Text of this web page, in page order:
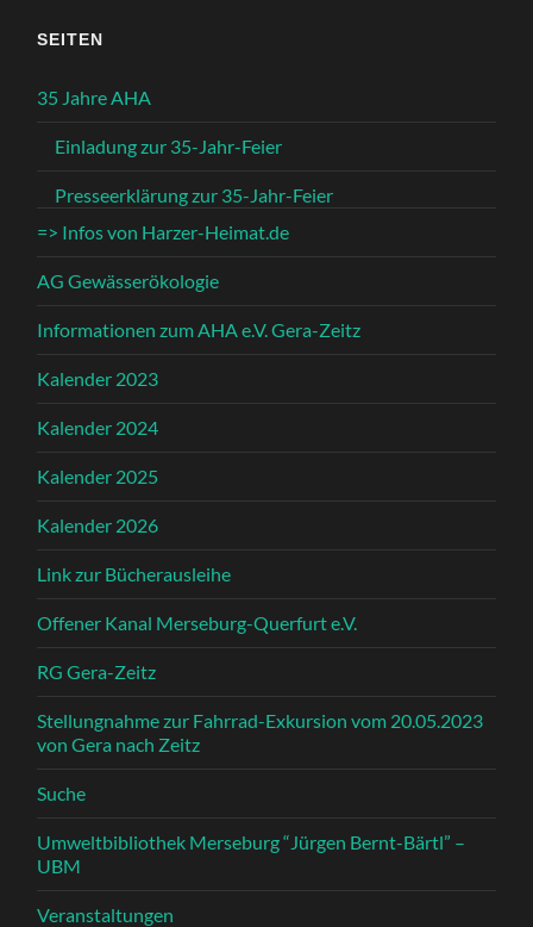
SEITEN
35 Jahre AHA
Einladung zur 35-Jahr-Feier
Presseerklärung zur 35-Jahr-Feier
=> Infos von Harzer-Heimat.de
AG Gewässerökologie
Informationen zum AHA e.V. Gera-Zeitz
Kalender 2023
Kalender 2024
Kalender 2025
Kalender 2026
Link zur Bücherausleihe
Offener Kanal Merseburg-Querfurt e.V.
RG Gera-Zeitz
Stellungnahme zur Fahrrad-Exkursion vom 20.05.2023
von Gera nach Zeitz
Suche
Umweltbibliothek Merseburg “Jürgen Bernt-Bärtl” –
UBM
Veranstaltungen